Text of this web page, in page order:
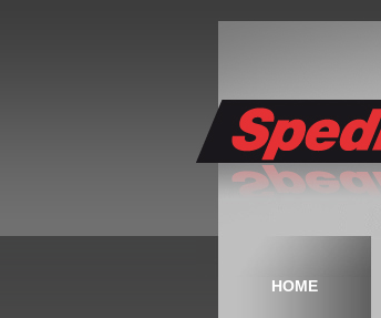
HOME